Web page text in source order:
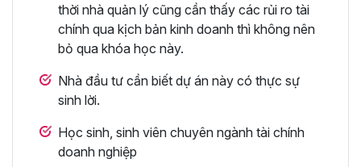
thời nhà quản lý cũng cần thấy các rủi ro tài
chính qua kịch bản kinh doanh thì không nên
bỏ qua khóa học này.
Nhà đầu tư cần biết dự án này có thực sự
sinh lời.
Học sinh, sinh viên chuyên ngành tài chính
doanh nghiệp